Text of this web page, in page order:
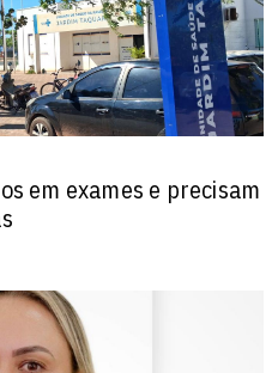
em exames e precisam